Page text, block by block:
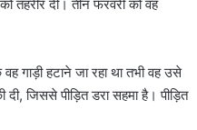
तहरीर दी। तीन फरवरी को वह
गाड़ी हटाने जा रहा था तभी वह उसे
जिससे पीड़ित डरा सहमा है। पीड़ित